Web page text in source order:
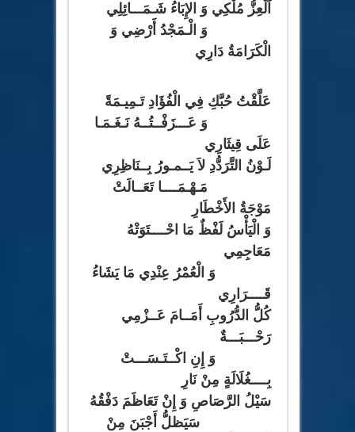
اَلْعِزُّ مُلْكِي وَ الإِبَاءُ شَـمَـــائِلِي
وَ الْـمَجْدُ أَرْضِي وَ
الْكَرَامَةُ دَارِي
عَلَّقْتُ حُبَّكِ فِي الْفُؤَادِ تَـمِيـمَةً
وَ عَـــزَفْــتُــهُ نَـغَـمَـا
عَلَى قِيثَارِي
لَـوْنُ التَّرَدُّدِ لاَ يَــمـورُ بِــنَاظِرِي
مَـهْـمَــــا تَعَــالَتْ
مَوْجَةُ الأَخْطَارِ
وَ الْيَأْسُ لَفْظٌ مَا احْــــتَوَتْهُ
مَعَاجِمِي
وَ الْعُمْرُ عِنْدِي مَا يَشَاءُ
قَــــرَارِي
كُلُّ الدُّرُوبِ أَمَــامَ عَــزْمِي
رَحْـــبَـــةٌ
وَ إِنِ اكْــتَـسَـــتْ
بِــــغُلَالَةٍ مِنْ نَارِ
سَيْلُ الرَّصَاصِ وَ إِنْ تَعَاظَمَ دَفْقُهُ
سَيَظلُّ أَجْبَنَ مِنْ